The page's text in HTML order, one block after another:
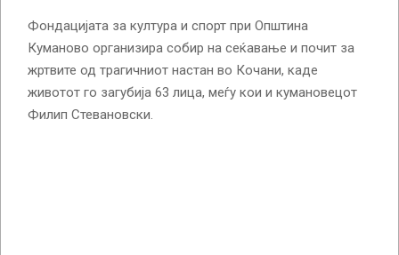
Фондацијата за култура и спорт при Општина
Куманово организира собир на сеќавање и почит за
жртвите од трагичниот настан во Кочани, каде
животот го загубија 63 лица, меѓу кои и кумановецот
Филип Стевановски.